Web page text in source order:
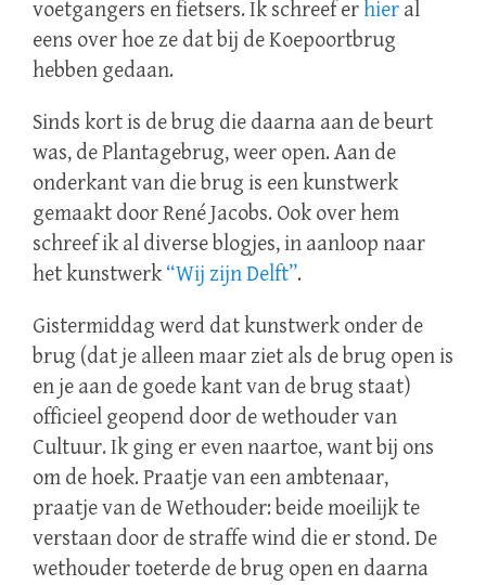
voetgangers en fietsers. Ik schreef erhier al
eens over hoe ze dat bij de Koepoortbrug
hebben gedaan.
Sinds kort is de brug die daarna aan de beurt
was, de Plantagebrug, weer open. Aan de
onderkant van die brug is een kunstwerk
gemaakt door René Jacobs. Ook over hem
schreef ik al diverse blogjes, in aanloop naar
het kunstwerk “Wij zijn Delft”.
Gistermiddag werd dat kunstwerk onder de
brug (dat je alleen maar ziet als de brug open is
en je aan de goede kant van de brug staat)
officieel geopend door de wethouder van
Cultuur. Ik ging er even naartoe, want bij ons
om de hoek. Praatje van een ambtenaar,
praatje van de Wethouder: beide moeilijk te
verstaan door de straffe wind die er stond. De
wethouder toeterde de brug open en daarna